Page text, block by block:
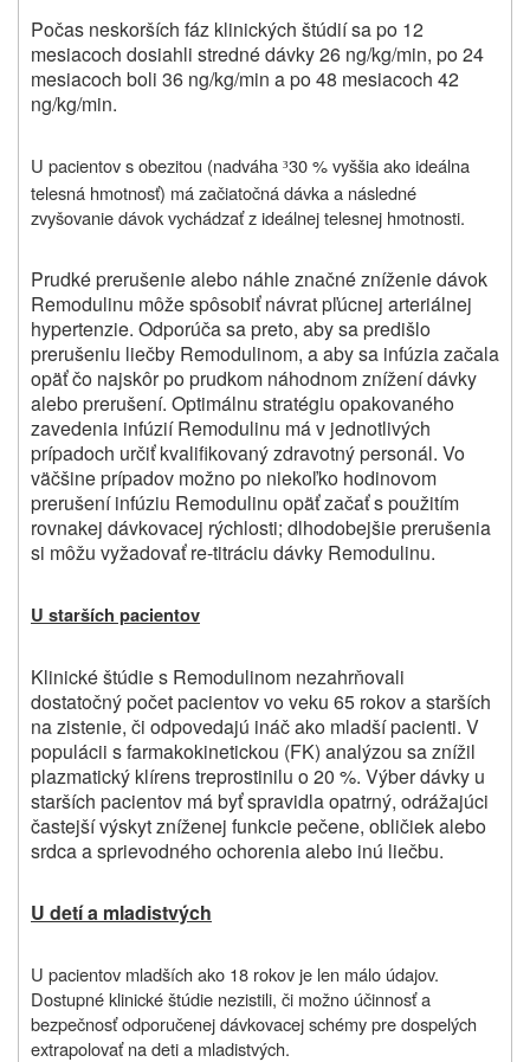
Počas neskorších fáz klinických štúdií sa po 12
mesiacoch dosiahli stredné dávky 26 ng/kg/min, po 24
mesiacoch boli 36 ng/kg/min a po 48 mesiacoch 42
ng/kg/min.
U pacientov s obezitou (nadváha ³30 % vyššia ako ideálna
telesná hmotnosť) má začiatočná dávka a následné
zvyšovanie dávok vychádzať z ideálnej telesnej hmotnosti.
Prudké prerušenie alebo náhle značné zníženie dávok
Remodulinu môže spôsobiť návrat pľúcnej arteriálnej
hypertenzie. Odporúča sa preto, aby sa predišlo
prerušeniu liečby Remodulinom, a aby sa infúzia začala
opäť čo najskôr po prudkom náhodnom znížení dávky
alebo prerušení. Optimálnu stratégiu opakovaného
zavedenia infúzií Remodulinu má v jednotlivých
prípadoch určiť kvalifikovaný zdravotný personál. Vo
väčšine prípadov možno po niekoľko hodinovom
prerušení infúziu Remodulinu opäť začať s použitím
rovnakej dávkovacej rýchlosti; dlhodobejšie prerušenia
si môžu vyžadovať re-titráciu dávky Remodulinu.
U starších pacientov
Klinické štúdie s Remodulinom nezahrňovali
dostatočný počet pacientov vo veku 65 rokov a starších
na zistenie, či odpovedajú ináč ako mladší pacienti. V
populácii s farmakokinetickou (FK) analýzou sa znížil
plazmatický klírens treprostinilu o 20 %. Výber dávky u
starších pacientov má byť spravidla opatrný, odrážajúci
častejší výskyt zníženej funkcie pečene, obličiek alebo
srdca a sprievodného ochorenia alebo inú liečbu.
U detí a mladistvých
U pacientov mladších ako 18 rokov je len málo údajov.
Dostupné klinické štúdie nezistili, či možno účinnosť a
bezpečnosť odporučenej dávkovacej schémy pre dospelých
extrapolovať na deti a mladistvých.